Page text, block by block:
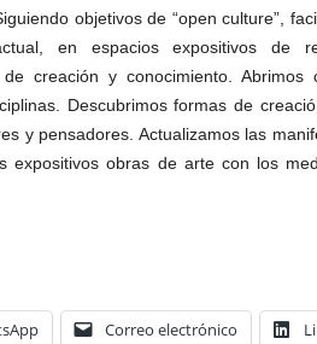
objetivos de “open culture”,
en espacios expositivos de
creación y conocimiento.
Descubrimos formas de
y pensadores. Actualizamos las
expositivos obras de arte con los
Correo electrónico